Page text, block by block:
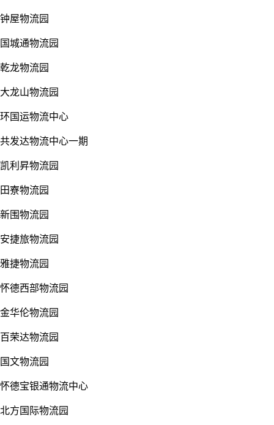
钟屋物流园
国城通物流园
乾龙物流园
大龙山物流园
环国运物流中心
共发达物流中心一期
凯利昇物流园
田寮物流园
新围物流园
安捷旅物流园
雅捷物流园
怀德西部物流园
金华伦物流园
百荣达物流园
国文物流园
怀德宝银通物流中心
北方国际物流园